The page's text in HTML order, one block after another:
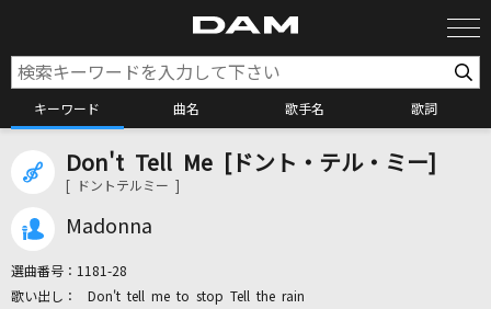
キーワード 曲名 歌手名 歌詞
カラオケ検索
Don't Tell Me [ドント・テル・ミー]
[ ドントテルミー ]
Madonna
選曲番号： 1181-28
Don't tell me to stop Tell the rain